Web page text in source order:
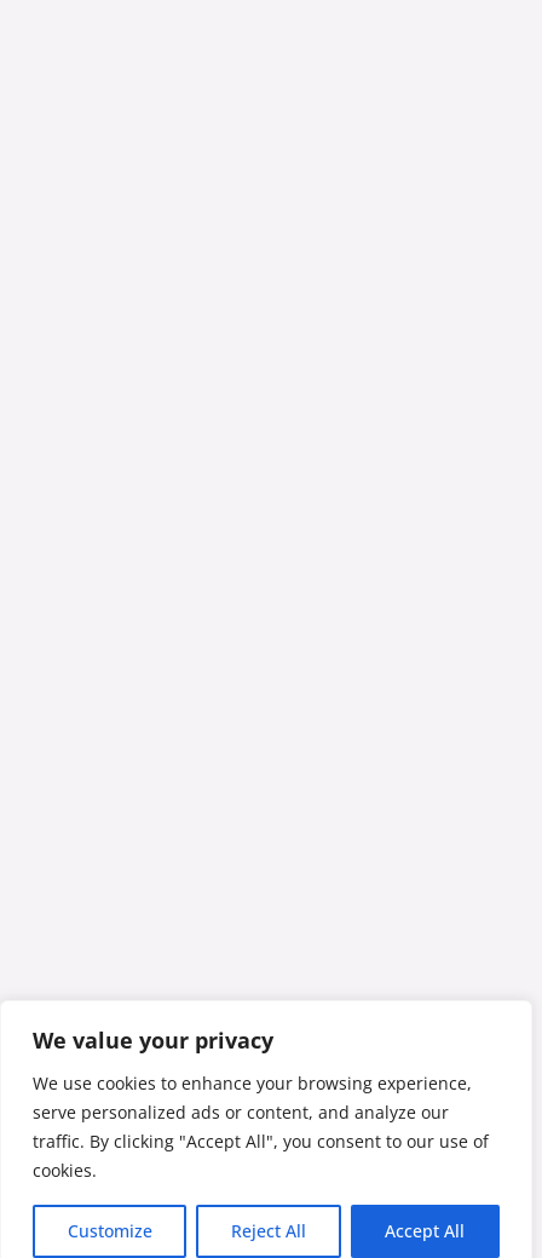
We value your privacy
We use cookies to enhance your browsing experience,
serve personalized ads or content, and analyze our
traffic. By clicking "Accept All", you consent to our use of
cookies.
Customize Reject All Accept All